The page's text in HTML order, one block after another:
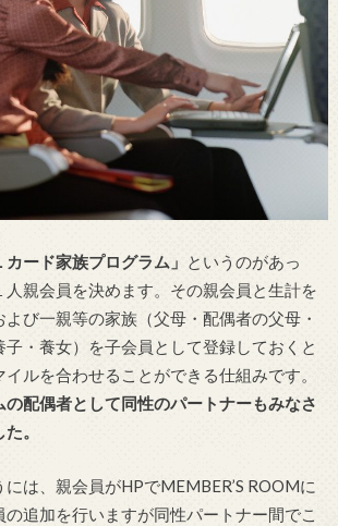
カード家族プログラム」 というのがあっ
親会員を決めます。その親会員と生計を
び一親等の家族（父母・配偶者の父母・
・養女）を子会員として登録しておくと
ルを合わせることができる仕組みです。
の配偶者として同性のパートナーもみなさ
。
は、親会員がHPでMEMBER’S ROOMに
の追加を行いますが同性パートナー間でこ